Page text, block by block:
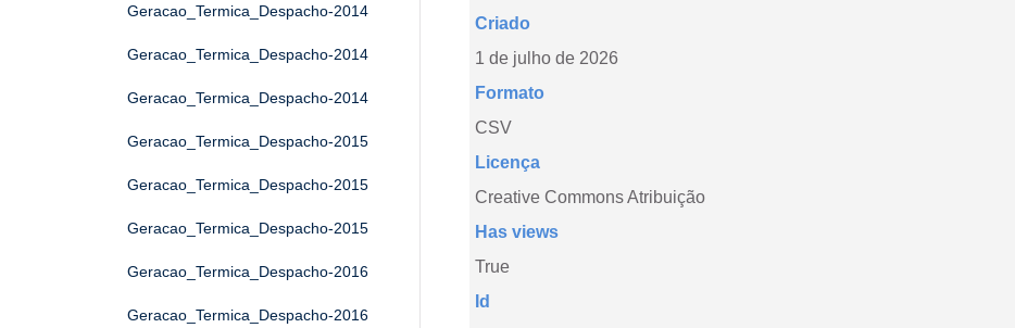
Geracao_Termica_Despacho-2014
Geracao_Termica_Despacho-2014
Geracao_Termica_Despacho-2014
Geracao_Termica_Despacho-2015
Geracao_Termica_Despacho-2015
Geracao_Termica_Despacho-2015
Geracao_Termica_Despacho-2016
Geracao_Termica_Despacho-2016
Criado
1 de julho de 2026
Formato
CSV
Licença
Creative Commons Atribuição
Has views
True
Id